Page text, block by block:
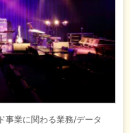
事業に関わる業務/データ